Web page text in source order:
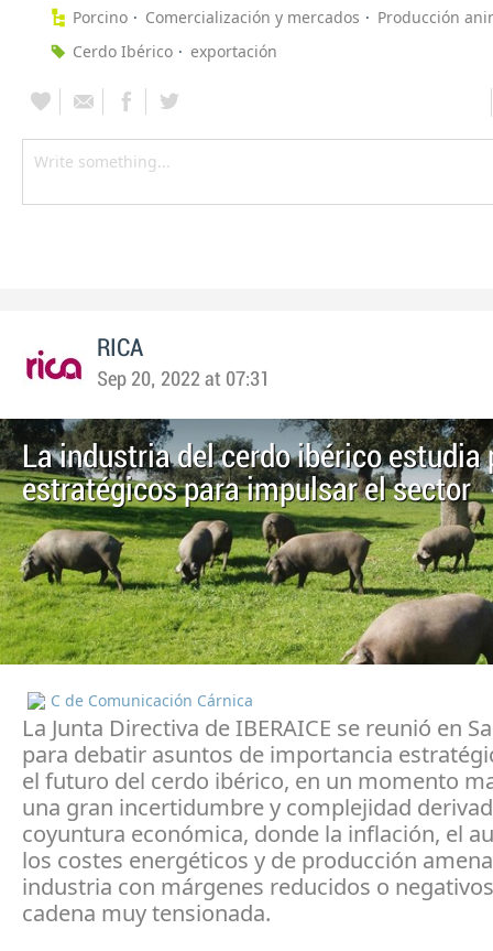
Porcino Comercialización y mercados
Producción
Cerdo Ibérico
exportación
RICA
Sep 20, 2022 at 07:31
La industria del cerdo ibérico estudia
estratégicos para impulsar el sector
C de Comunicación Cárnica
La Junta Directiva de IBERAICE se reunió en
para debatir asuntos de importancia
el futuro del cerdo ibérico, en un momento
una gran incertidumbre y complejidad
coyuntura económica, donde la inflación, el
los costes energéticos y de producción
industria con márgenes reducidos o
cadena muy tensionada.